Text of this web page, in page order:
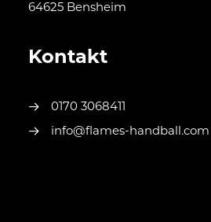
64625 Bensheim
Kontakt
0170 3068411
info@flames-handball.com